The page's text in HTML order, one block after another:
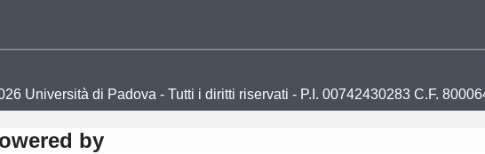
Università di Padova - Tutti i diritti riservati - P.I. 00742430283 C.F.
by